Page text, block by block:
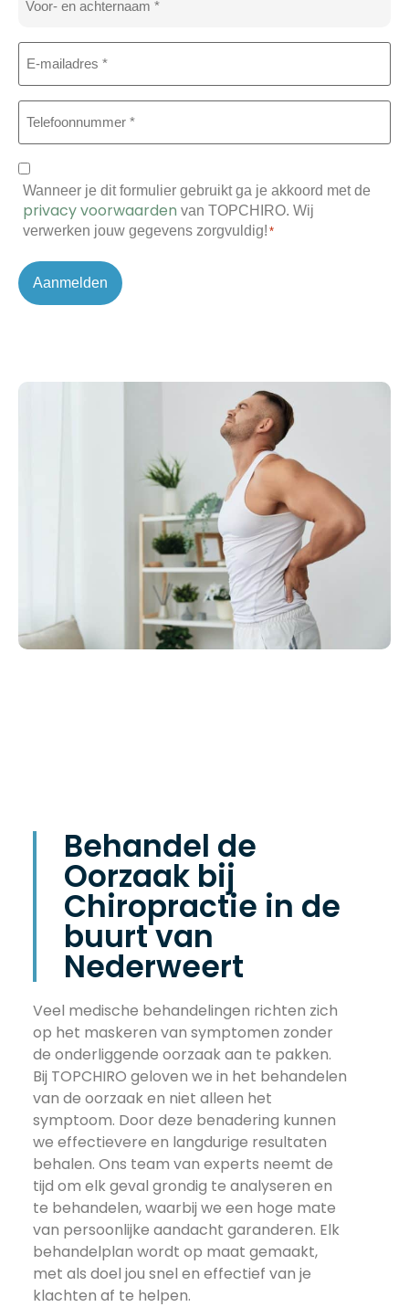
E-
mailadres
Telefoon
Toestemming
*Wanneer je dit formulier gebruikt ga je akkoord met de
privacy voorwaarden van TOPCHIRO. Wij
verwerken jouw gegevens zorgvuldig! *
Behandel de
Oorzaak bij
Chiropractie in de
buurt van
Nederweert
Veel medische behandelingen richten zich
op het maskeren van symptomen zonder
de onderliggende oorzaak aan te pakken.
Bij TOPCHIRO geloven we in het behandelen
van de oorzaak en niet alleen het
symptoom. Door deze benadering kunnen
we effectievere en langdurige resultaten
behalen. Ons team van experts neemt de
tijd om elk geval grondig te analyseren en
te behandelen, waarbij we een hoge mate
van persoonlijke aandacht garanderen. Elk
behandelplan wordt op maat gemaakt,
met als doel jou snel en effectief van je
klachten af te helpen.